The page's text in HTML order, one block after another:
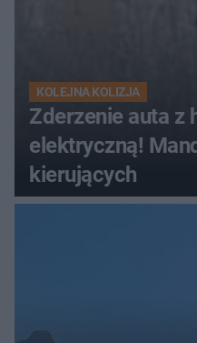
KOLEJNA KOLIZJA
Zderzenie auta z
elektryczną!
kierujących